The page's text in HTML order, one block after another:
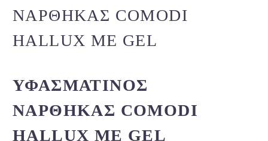
ΝΆΡΘΗΚΑΣ COMODI
HALLUX ΜΕ GEL
ΥΦΑΣΜΆΤΙΝΟΣ
ΝΆΡΘΗΚΑΣ COMODI
HALLUX ΜΕ GEL